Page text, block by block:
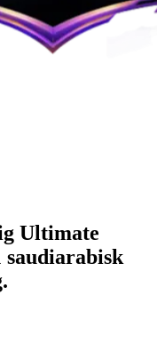
Ultimate
saudiarabisk